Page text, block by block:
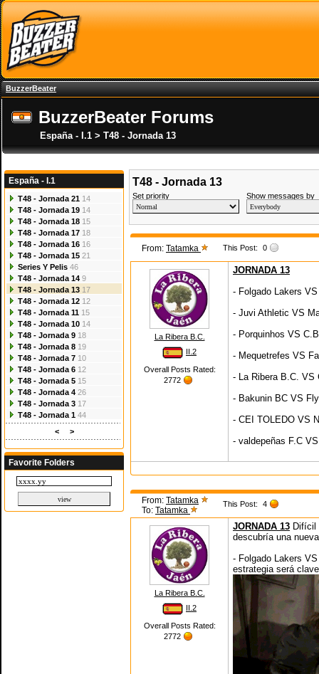
BuzzerBeater
BuzzerBeater Forums
España - I.1 > T48 - Jornada 13
España - I.1
T48 - Jornada 21 14
T48 - Jornada 19 14
T48 - Jornada 18 15
T48 - Jornada 17 18
T48 - Jornada 16 16
T48 - Jornada 15 21
Series Y Pelis 46
T48 - Jornada 14 9
T48 - Jornada 13 17
T48 - Jornada 12 12
T48 - Jornada 11 15
T48 - Jornada 10 14
T48 - Jornada 9 18
T48 - Jornada 8 19
T48 - Jornada 7 10
T48 - Jornada 6 12
T48 - Jornada 5 15
T48 - Jornada 4 26
T48 - Jornada 3 17
T48 - Jornada 1 44
<
>
Favorite Folders
T48 - Jornada 13
Set priority Show messages by
From: Tatamka This Post: 0
La Ribera B.C.
II.2
Overall Posts Rated:
2772
JORNADA 13
- Folgado Lakers
- Juvi Athletic VS
- Porquinhos VS
- Mequetrefes VS
- La Ribera B.C. VS
- Bakunin BC VS
- CEI TOLEDO VS
- valdepeñas F.C
From: Tatamka
To: Tatamka
This Post: 4
La Ribera B.C.
II.2
Overall Posts Rated:
2772
JORNADA 13 Difícil
descubría una
- Folgado Lakers
estrategia será